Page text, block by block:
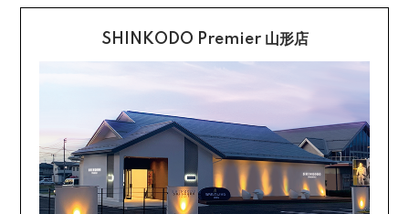
知らせいたしますので、その後着払いでお送りくださ
返品の詳細はこちら
カード不要の分割払い 【無金利で最大
60回分割】
《ショッピングクレジット》
ご注文受付メールにあわせて、お手続き用のURLをEメ
ールまたはショートメールにてお送りいたします。必要
SHINKODO Premier 山形店